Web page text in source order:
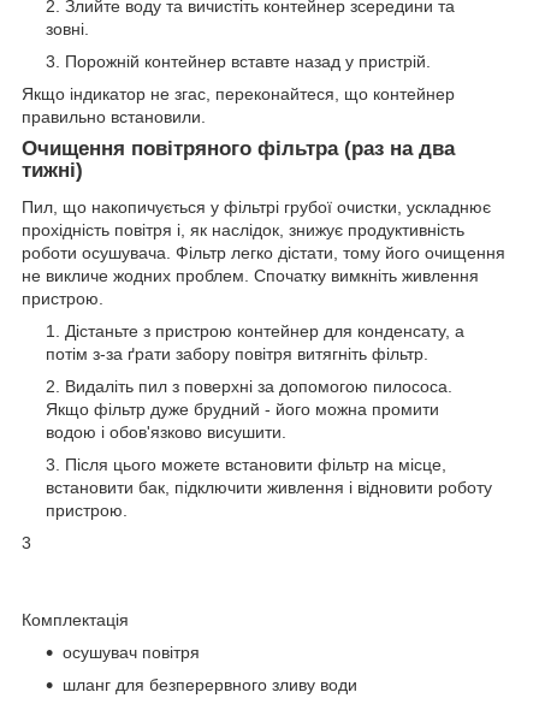
Злийте воду та вичистіть контейнер зсередини та
зовні.
Порожній контейнер вставте назад у пристрій.
Якщо індикатор не згас, переконайтеся, що контейнер
правильно встановили.
Очищення повітряного фільтра (раз на два
тижні)
Пил, що накопичується у фільтрі грубої очистки, ускладнює
прохідність повітря і, як наслідок, знижує продуктивність
роботи осушувача. Фільтр легко дістати, тому його очищення
не викличе жодних проблем. Спочатку вимкніть живлення
пристрою.
Дістаньте з пристрою контейнер для конденсату, а
потім з-за ґрати забору повітря витягніть фільтр.
Видаліть пил з поверхні за допомогою пилососа.
Якщо фільтр дуже брудний - його можна промити
водою і обов'язково висушити.
Після цього можете встановити фільтр на місце,
встановити бак, підключити живлення і відновити роботу
пристрою.
3
Комплектація
осушувач повітря
шланг для безперервного зливу води